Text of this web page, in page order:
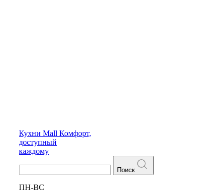
Кухни Mall Комфорт,
доступный
каждому
Поиск
ПН-ВС